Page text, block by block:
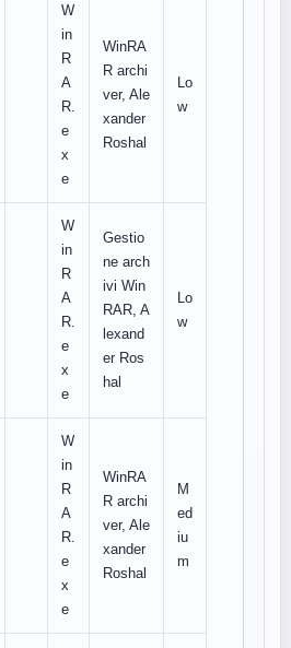
W
in
R
A
R.
e
x
e
WinRA
R archi
ver, Ale
xander
Roshal
Lo
w
W
in
R
A
R.
e
x
e
Gestio
ne arch
ivi Win
RAR, A
lexand
er Ros
hal
Lo
w
W
in
R
A
R.
e
x
e
WinRA
R archi
ver, Ale
xander
Roshal
M
ed
iu
m